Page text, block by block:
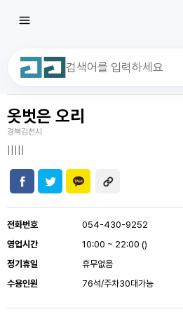
최근 검색어
옷벗은 오리
경북김천시
전화번호
054-430-9252
영업시간
10:00 ~ 22:00 ()
정기휴일
휴무없음
수용인원
76석/주차30대가능